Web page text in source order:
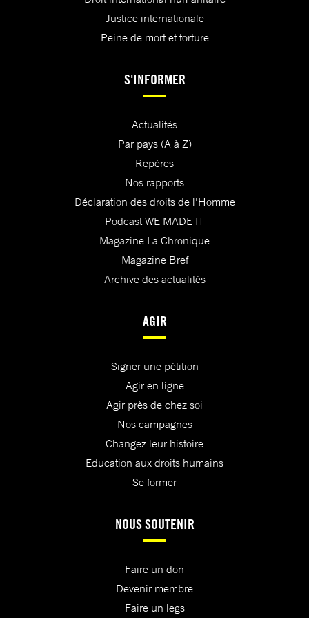
Justice internationale
Peine de mort et torture
S'INFORMER
Actualités
Par pays (A à Z)
Repères
Nos rapports
Déclaration des droits de l'Homme
Podcast WE MADE IT
Magazine La Chronique
Magazine Bref
Archive des actualités
AGIR
Signer une pétition
Agir en ligne
Agir près de chez soi
Nos campagnes
Changez leur histoire
Education aux droits humains
Se former
NOUS SOUTENIR
Faire un don
Devenir membre
Faire un legs